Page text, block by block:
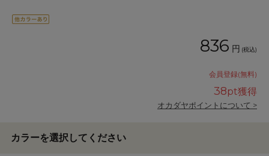
836 円 (税込)
会員登録(無料)
38pt獲得
オカダヤポイントについて >
カラーを選択してください